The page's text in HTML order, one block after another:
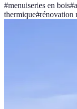
#menuiseries en bois#
thermique#rénovation